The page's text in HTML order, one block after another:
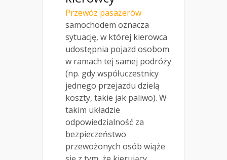
Przewóz pasażerów
samochodem oznacza
sytuację, w której kierowca
udostępnia pojazd osobom
w ramach tej samej podróży
(np. gdy współuczestnicy
jednego przejazdu dzielą
koszty, takie jak paliwo). W
takim układzie
odpowiedzialność za
bezpieczeństwo
przewożonych osób wiąże